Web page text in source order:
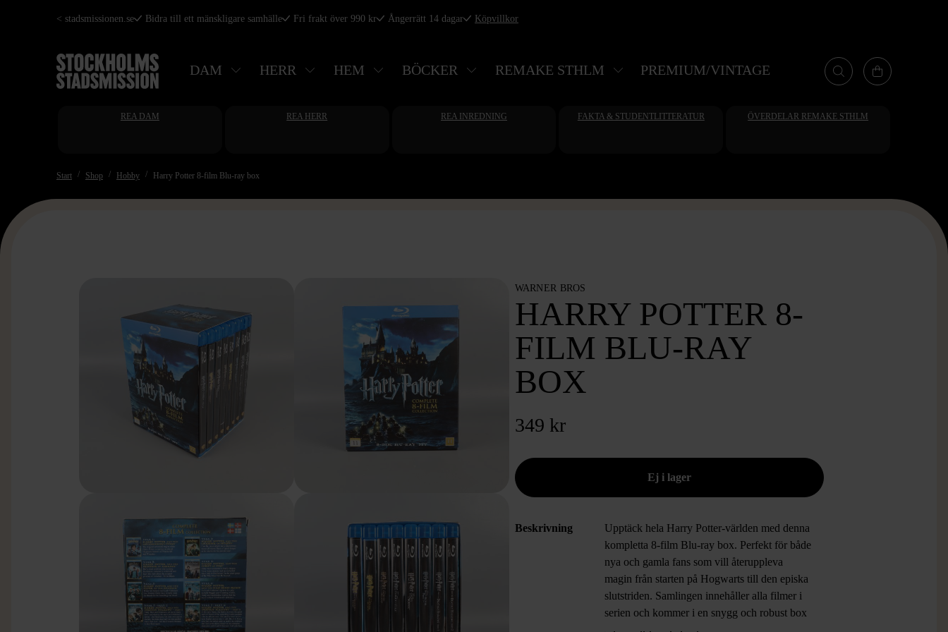
Hoppa
huvudinnehåll
< stadsmissionen.se Bidra till ett mänskligare samhälle Fri frakt över 990 kr Ångerrätt 14 dagar Köpvillkor
DAM HERR HEM BÖCKER REMAKE STHLM PREMIUM/VINTAGE
REA DAM REA HERR REA INREDNING FAKTA & STUDENTLITTERATUR ÖVERDELAR REMAKE STHLM
Start Shop Hobby Harry Potter 8-film Blu-ray box
WARNER BROS
HARRY POTTER 8-
FILM BLU-RAY
BOX
349 kr
Beskrivning
Upptäck hela Harry Potter-världen med denna
kompletta 8-film Blu-ray box. Perfekt för både
nya och gamla fans som vill återuppleva
magin från starten på Hogwarts till den episka
slutstriden. Samlingen innehåller alla filmer i
serien och kommer i en snygg och robust box
med separata, tydliga Blu-ray-fodral för varje